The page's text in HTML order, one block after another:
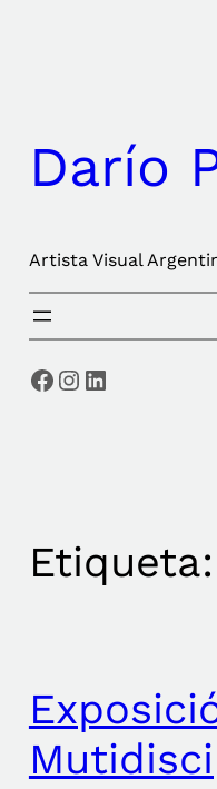
Darío
Artista Visual
Facebook Instagram LinkedIn
Etiqueta: